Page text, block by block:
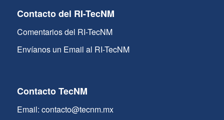
Contacto del RI-TecNM
Comentarios del RI-TecNM
Envíanos un Email al RI-TecNM
Contacto TecNM
Email: contacto@tecnm.mx